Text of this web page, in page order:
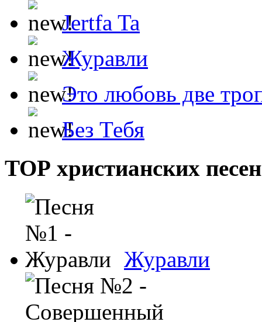
Jertfa Ta
Журавли
Это любовь две
Без Тебя
ТОР христианских песен
Журавли